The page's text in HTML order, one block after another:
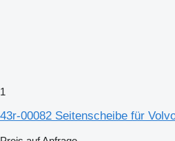
1
43r-00082 Seitenscheibe für